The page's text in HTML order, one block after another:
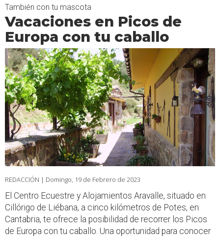
También con tu mascota
Vacaciones en Picos de
Europa con tu caballo
REDACCIÓN | Domingo, 19 de Febrero de 2023
El Centro Ecuestre y Alojamientos Aravalle, situado en
Cillórigo de Liébana, a cinco kilómetros de Potes, en
Cantabria, te ofrece la posibilidad de recorrer los Picos
de Europa con tu caballo. Una oportunidad para conocer